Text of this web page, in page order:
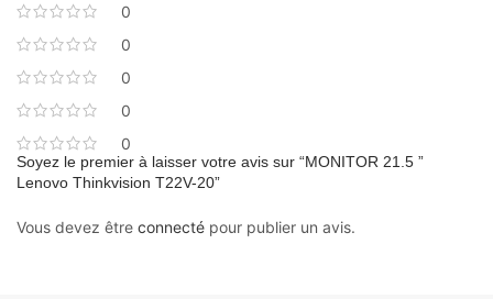
0
0
0
0
0
Soyez le premier à laisser votre avis sur “MONITOR 21.5 ”
Lenovo Thinkvision T22V-20”
Vous devez être connecté pour publier un avis.